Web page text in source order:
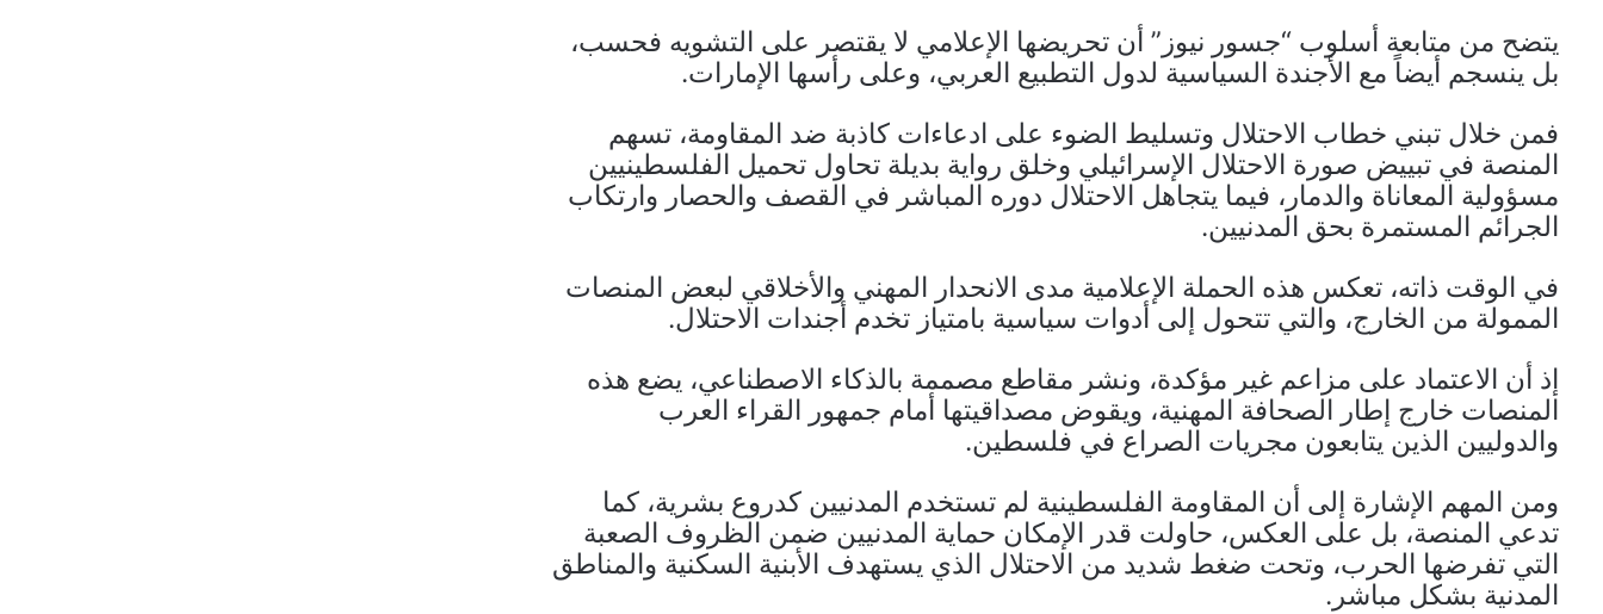
يتضح من متابعة أسلوب “جسور نيوز” أن تحريضها الإعلامي لا يقتصر على التشويه فحسب،
بل ينسجم أيضاً مع الأجندة السياسية لدول التطبيع العربي، وعلى رأسها الإمارات.
فمن خلال تبني خطاب الاحتلال وتسليط الضوء على ادعاءات كاذبة ضد المقاومة، تسهم
المنصة في تبييض صورة الاحتلال الإسرائيلي وخلق رواية بديلة تحاول تحميل الفلسطينيين
مسؤولية المعاناة والدمار، فيما يتجاهل الاحتلال دوره المباشر في القصف والحصار وارتكاب
الجرائم المستمرة بحق المدنيين.
في الوقت ذاته، تعكس هذه الحملة الإعلامية مدى الانحدار المهني والأخلاقي لبعض المنصات
الممولة من الخارج، والتي تتحول إلى أدوات سياسية بامتياز تخدم أجندات الاحتلال.
إذ أن الاعتماد على مزاعم غير مؤكدة، ونشر مقاطع مصممة بالذكاء الاصطناعي، يضع هذه
المنصات خارج إطار الصحافة المهنية، ويقوض مصداقيتها أمام جمهور القراء العرب
والدوليين الذين يتابعون مجريات الصراع في فلسطين.
ومن المهم الإشارة إلى أن المقاومة الفلسطينية لم تستخدم المدنيين كدروع بشرية، كما
تدعي المنصة، بل على العكس، حاولت قدر الإمكان حماية المدنيين ضمن الظروف الصعبة
التي تفرضها الحرب، وتحت ضغط شديد من الاحتلال الذي يستهدف الأبنية السكنية والمناطق
المدنية بشكل مباشر.